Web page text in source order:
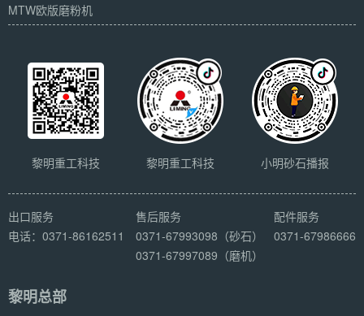
MTW欧版磨粉机
黎明重工科技 黎明重工科技 小明砂石播报
出口服务
电话：0371-86162511
售后服务
0371-67993098（砂石）
0371-67997089（磨机）
配件服务
0371-67986666
黎明总部